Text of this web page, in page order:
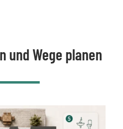
und Wege planen